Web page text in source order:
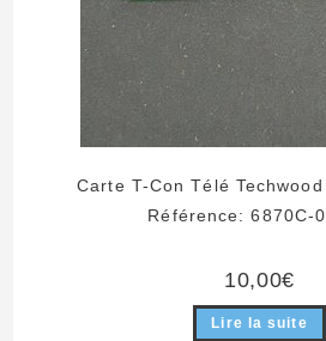
Carte T-Con Télé Techwood
Référence: 6870C-
10,00€
Lire la suite